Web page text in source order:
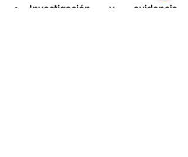
Investigación y evidencia